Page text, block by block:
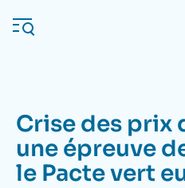
au
contenu
Navigation
principale
L'Ifri
Crise des prix
une épreuve
le Pacte vert